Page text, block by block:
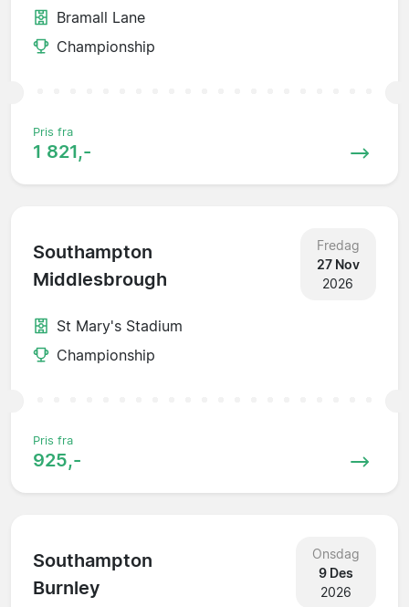
Bramall Lane
Championship
Pris fra
1 821,-
Southampton
Middlesbrough
Fredag
27 Nov
2026
St Mary's Stadium
Championship
Pris fra
925,-
Southampton
Burnley
Onsdag
9 Des
2026